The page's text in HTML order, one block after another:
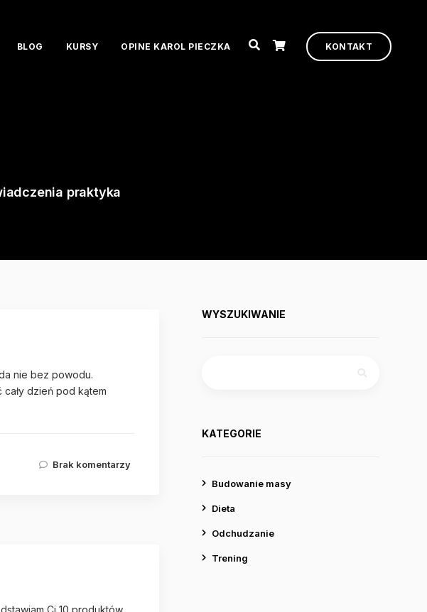
BLOG KURSY OPINE KAROL PIECZKA KONTAKT
praktyka
nie bez powodu.
dzień pod kątem
Brak komentarzy
Ci 10 produktów,
WYSZUKIWANIE
KATEGORIE
Budowanie masy
Dieta
Odchudzanie
Trening